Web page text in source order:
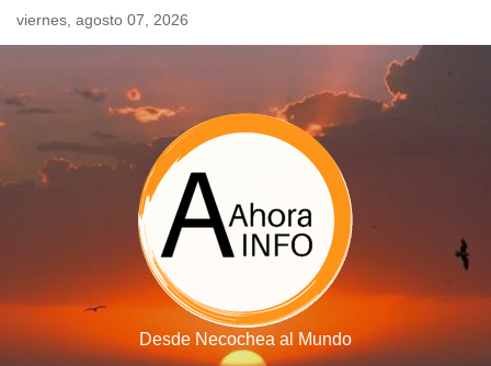
Skipviernes, agosto 07, 2026
Desde Necochea al Mundo